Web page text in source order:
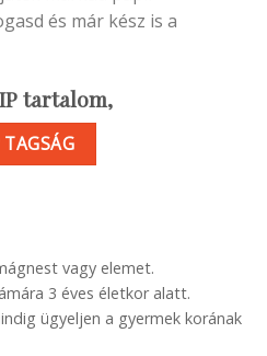
és már kész is a
tartalom,
vagy elemet.
3 éves életkor alatt.
ügyeljen a gyermek korának